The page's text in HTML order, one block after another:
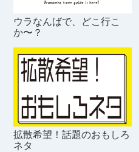
ウラなんばで、どこ行こ
か〜？
拡散希望！話題のおもしろ
ネタ